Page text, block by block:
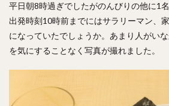
平日朝8時過ぎでしたがのんびりの他に1
出発時刻10時前までにはサラリーマン、
になっていたでしょうか。あまり人がい
を気にすることなく写真が撮れました。